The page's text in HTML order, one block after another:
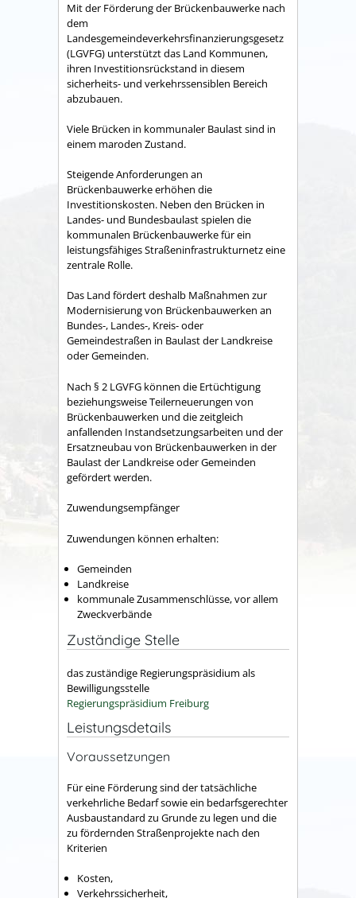
Mit der Förderung der Brückenbauwerke nach
dem
Landesgemeindeverkehrsfinanzierungsgesetz
(LGVFG) unterstützt das Land Kommunen,
ihren Investitionsrückstand in diesem
sicherheits- und verkehrssensiblen Bereich
abzubauen.
Viele Brücken in kommunaler Baulast sind in
einem maroden Zustand.
Steigende Anforderungen an
Brückenbauwerke erhöhen die
Investitionskosten. Neben den Brücken in
Landes- und Bundesbaulast spielen die
kommunalen Brückenbauwerke für ein
leistungsfähiges Straßeninfrastrukturnetz eine
zentrale Rolle.
Das Land fördert deshalb Maßnahmen zur
Modernisierung von Brückenbauwerken an
Bundes-, Landes-, Kreis- oder
Gemeindestraßen in Baulast der Landkreise
oder Gemeinden.
Nach § 2 LGVFG können die Ertüchtigung
beziehungsweise Teilerneuerungen von
Brückenbauwerken und die zeitgleich
anfallenden Instandsetzungsarbeiten und der
Ersatzneubau von Brückenbauwerken in der
Baulast der Landkreise oder Gemeinden
gefördert werden.
Zuwendungsempfänger
Zuwendungen können erhalten:
Gemeinden
Landkreise
kommunale Zusammenschlüsse, vor allem
Zweckverbände
Zuständige Stelle
das zuständige Regierungspräsidium als
Bewilligungsstelle
Regierungspräsidium Freiburg
Leistungsdetails
Voraussetzungen
Für eine Förderung sind der tatsächliche
verkehrliche Bedarf sowie ein bedarfsgerechter
Ausbaustandard zu Grunde zu legen und die
zu fördernden Straßenprojekte nach den
Kriterien
Kosten,
Verkehrssicherheit,